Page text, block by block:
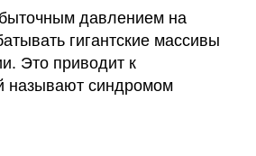
давлением на
гигантские массивы
Это приводит к
называют синдромом